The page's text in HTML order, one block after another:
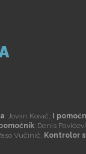
: Jovan Korać, I
pomoćnik: Denis
Vučinić, Kontrolor